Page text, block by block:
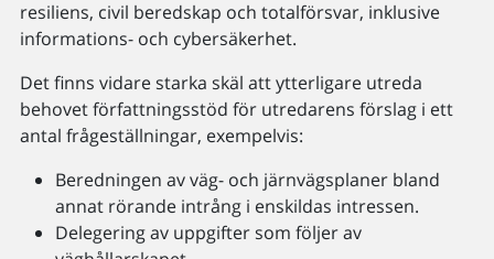
resiliens, civil beredskap och totalförsvar, inklusive
informations- och cybersäkerhet.
Det finns vidare starka skäl att ytterligare utreda
behovet författningsstöd för utredarens förslag i ett
antal frågeställningar, exempelvis:
Beredningen av väg- och järnvägsplaner bland
annat rörande intrång i enskildas intressen.
Delegering av uppgifter som följer av